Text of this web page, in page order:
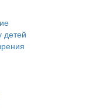
детей